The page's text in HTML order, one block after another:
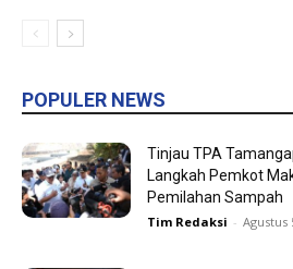
POPULER NEWS
Tinjau TPA
Langkah Pemkot
Pemilahan Sampah
Tim Redaksi - Agustus